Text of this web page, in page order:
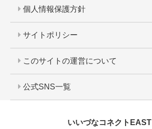
個人情報保護方針
サイトポリシー
このサイトの運営について
公式SNS一覧
いいづなコネクトEAST